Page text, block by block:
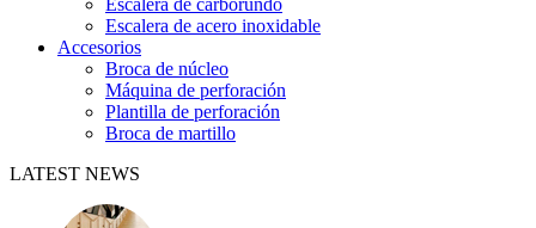
Escalera de carborundo
Escalera de acero inoxidable
Accesorios
Broca de núcleo
Máquina de perforación
Plantilla de perforación
Broca de martillo
LATEST NEWS